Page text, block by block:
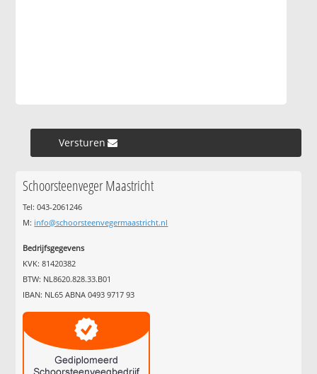
Versturen »
Schoorsteenveger Maastricht
Tel: 043-2061246
M: info@schoorsteenvegermaastricht.nl
Bedrijfsgegevens
KVK: 81420382
BTW: NL8620.828.33.B01
IBAN: NL65 ABNA 0493 9717 93